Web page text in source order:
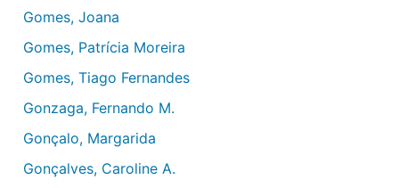
Gomes, Joana
Gomes, Patrícia Moreira
Gomes, Tiago Fernandes
Gonzaga, Fernando M.
Gonçalo, Margarida
Gonçalves, Caroline A.